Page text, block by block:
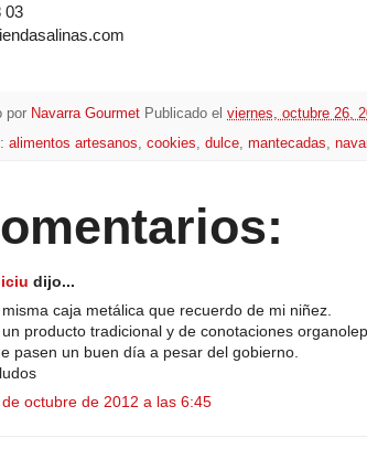
03
por Navarra Gourmet Publicado el viernes, octubre 26,
alimentos artesanos, cookies, dulce, mantecadas,
dijo...
caja metálica que recuerdo de mi niñez.
un producto tradicional y de conotaciones
pasen un buen día a pesar del gobierno.
de octubre de 2012 a las 6:45